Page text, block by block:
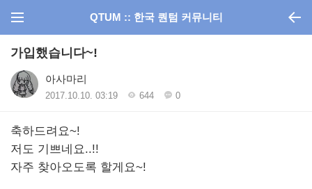
QTUM :: 한국 퀀텀 커뮤니티
가입했습니다~!
아사마리
2017.10.10. 03:19 644 0
축하드려요~!
저도 기쁘네요..!!
자주 찾아오도록 할게요~!